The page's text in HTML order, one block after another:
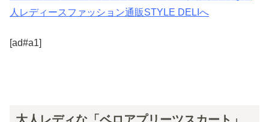
人レディースファッション通販STYLE DELIへ
[ad#a1]